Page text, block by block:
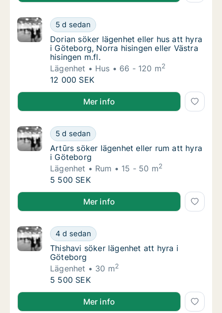
Dorian söker lägenhet eller hus att hyra i
5 d sedan
Dorian söker lägenhet eller hus att hyra i
Dorian söker lägenhet eller hus att hyra
i Göteborg, Norra hisingen eller Västra
hisingen m.fl.
Lägenhet
Hus 66 - 120 m2
Dorian söker lägenhet eller hus att hyra i
12 000 SEK
Dorian söker lägenhet eller hus att hyra i Göteborg,
Mer info
Artūrs söker lägenhet eller rum att hyra i
5 d sedan
Artūrs söker lägenhet eller rum att hyra i
Artūrs söker lägenhet eller rum att hyra
i Göteborg
Lägenhet
Rum 15 - 50 m2
Artūrs söker lägenhet eller rum att hyra i
5 500 SEK
Artūrs söker lägenhet eller rum att hyra i Göteborg
Mer info
Thishavi söker lägenhet att hyra i Göteborg
4 d sedan
Thishavi söker lägenhet att hyra i Göteborg
Thishavi söker lägenhet att hyra i
Göteborg
Lägenhet
30 m2
Thishavi söker lägenhet att hyra i Göteborg
5 500 SEK
Thishavi söker lägenhet att hyra i Göteborg
Mer info